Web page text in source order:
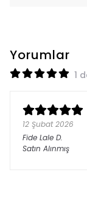
Yorumlar
1
12 Şubat 2026
Fide Lale D.
Satın Alınmış